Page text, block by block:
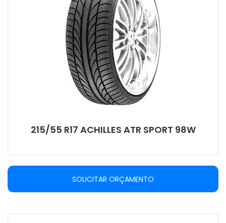
215/55 R17 ACHILLES ATR SPORT 98W
SOLICITAR ORÇAMENTO